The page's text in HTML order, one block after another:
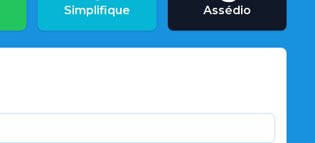
Simplifique Assédio